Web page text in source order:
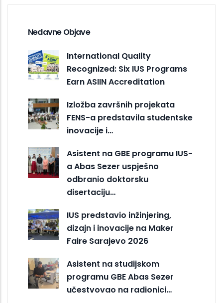
Nedavne Objave
International Quality
Recognized: Six IUS Programs
Earn ASIIN Accreditation
Izložba završnih projekata
FENS-a predstavila studentske
inovacije i…
Asistent na GBE programu IUS-
a Abas Sezer uspješno
odbranio doktorsku
disertaciju…
IUS predstavio inžinjering,
dizajn i inovacije na Maker
Faire Sarajevo 2026
Asistent na studijskom
programu GBE Abas Sezer
učestvovao na radionici…